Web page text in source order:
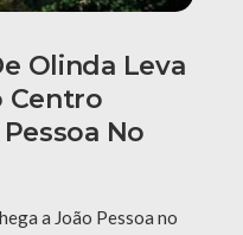
Olinda Leva
Centro
No
a João Pessoa no